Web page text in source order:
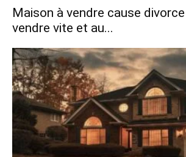
Maison à vendre cause
vendre vite et au...